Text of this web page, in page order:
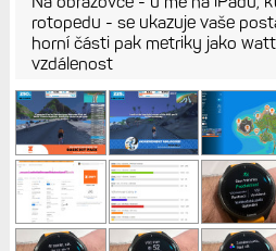
rotopedu - se ukazuje vaše
horní části pak metriky jako
vzdálenost